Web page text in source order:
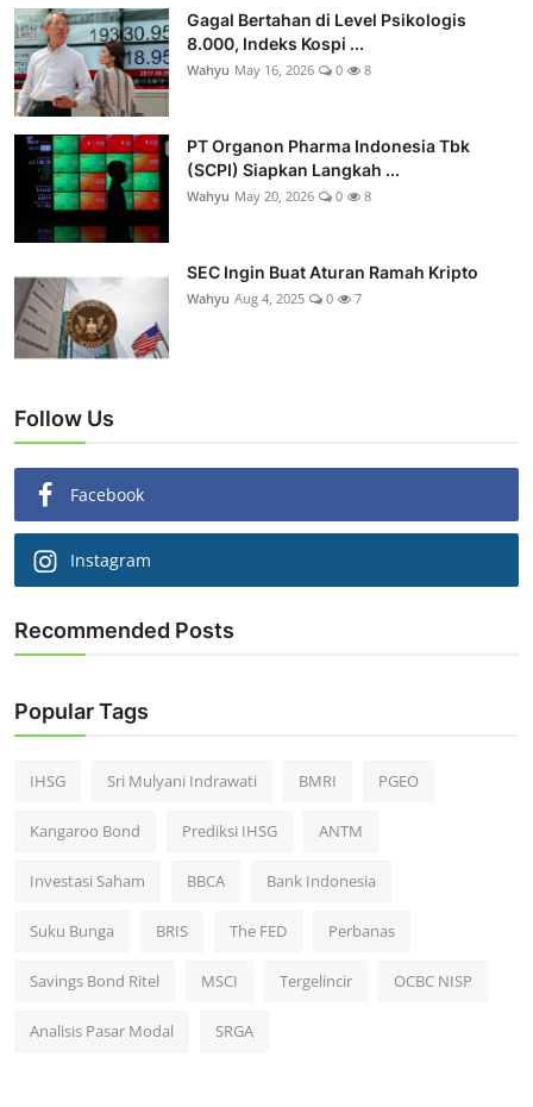
Gagal Bertahan di Level Psikologis
8.000, Indeks Kospi ...
Wahyu May 16, 2026 0 8
PT Organon Pharma Indonesia Tbk
(SCPI) Siapkan Langkah ...
Wahyu May 20, 2026 0 8
SEC Ingin Buat Aturan Ramah Kripto
Wahyu Aug 4, 2025 0 7
Follow Us
Facebook
Instagram
Recommended Posts
Popular Tags
IHSG Sri Mulyani Indrawati BMRI PGEO
Kangaroo Bond Prediksi IHSG ANTM
Investasi Saham BBCA Bank Indonesia
Suku Bunga BRIS The FED Perbanas
Savings Bond Ritel MSCI Tergelincir OCBC NISP
Analisis Pasar Modal SRGA